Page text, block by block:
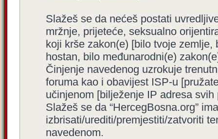
Slažeš se da nećeš postati
mržnje, prijeteće, seksualno
koji krše zakon(e) [bilo tvoje zemlje,
hostan, bilo međunarodni(e)
Činjenje navedenog uzrokuje
foruma kao i obavijest ISP-u
učinjenom [bilježenje IP adresa
Slažeš se da “HercegBosna.org”
izbrisati/urediti/premjestiti/zatvoriti
navedenom.